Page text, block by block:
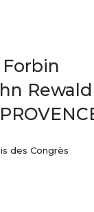
Rewald
des Congrès